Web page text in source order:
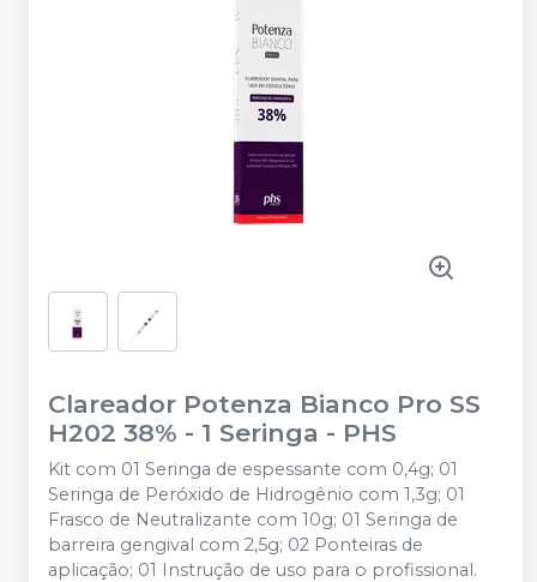
Clareador Potenza Bianco Pro SS
H202 38% - 1 Seringa - PHS
Kit com 01 Seringa de espessante com 0,4g; 01
Seringa de Peróxido de Hidrogênio com 1,3g; 01
Frasco de Neutralizante com 10g; 01 Seringa de
barreira gengival com 2,5g; 02 Ponteiras de
aplicação; 01 Instrução de uso para o profissional.